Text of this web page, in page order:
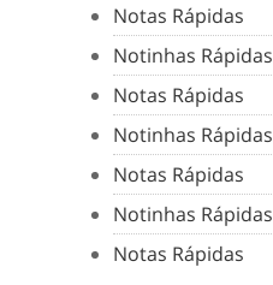
Notas Rápidas
Notinhas Rápidas
Notas Rápidas
Notinhas Rápidas
Notas Rápidas
Notinhas Rápidas
Notas Rápidas